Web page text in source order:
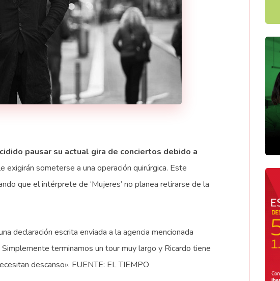
pausar su actual gira de conciertos debido a
exigirán someterse a una operación quirúrgica. Este
que el intérprete de ‘Mujeres’ no planea retirarse de la
declaración escrita enviada a la agencia mencionada
terminamos un tour muy largo y Ricardo tiene
descanso». FUENTE: EL TIEMPO